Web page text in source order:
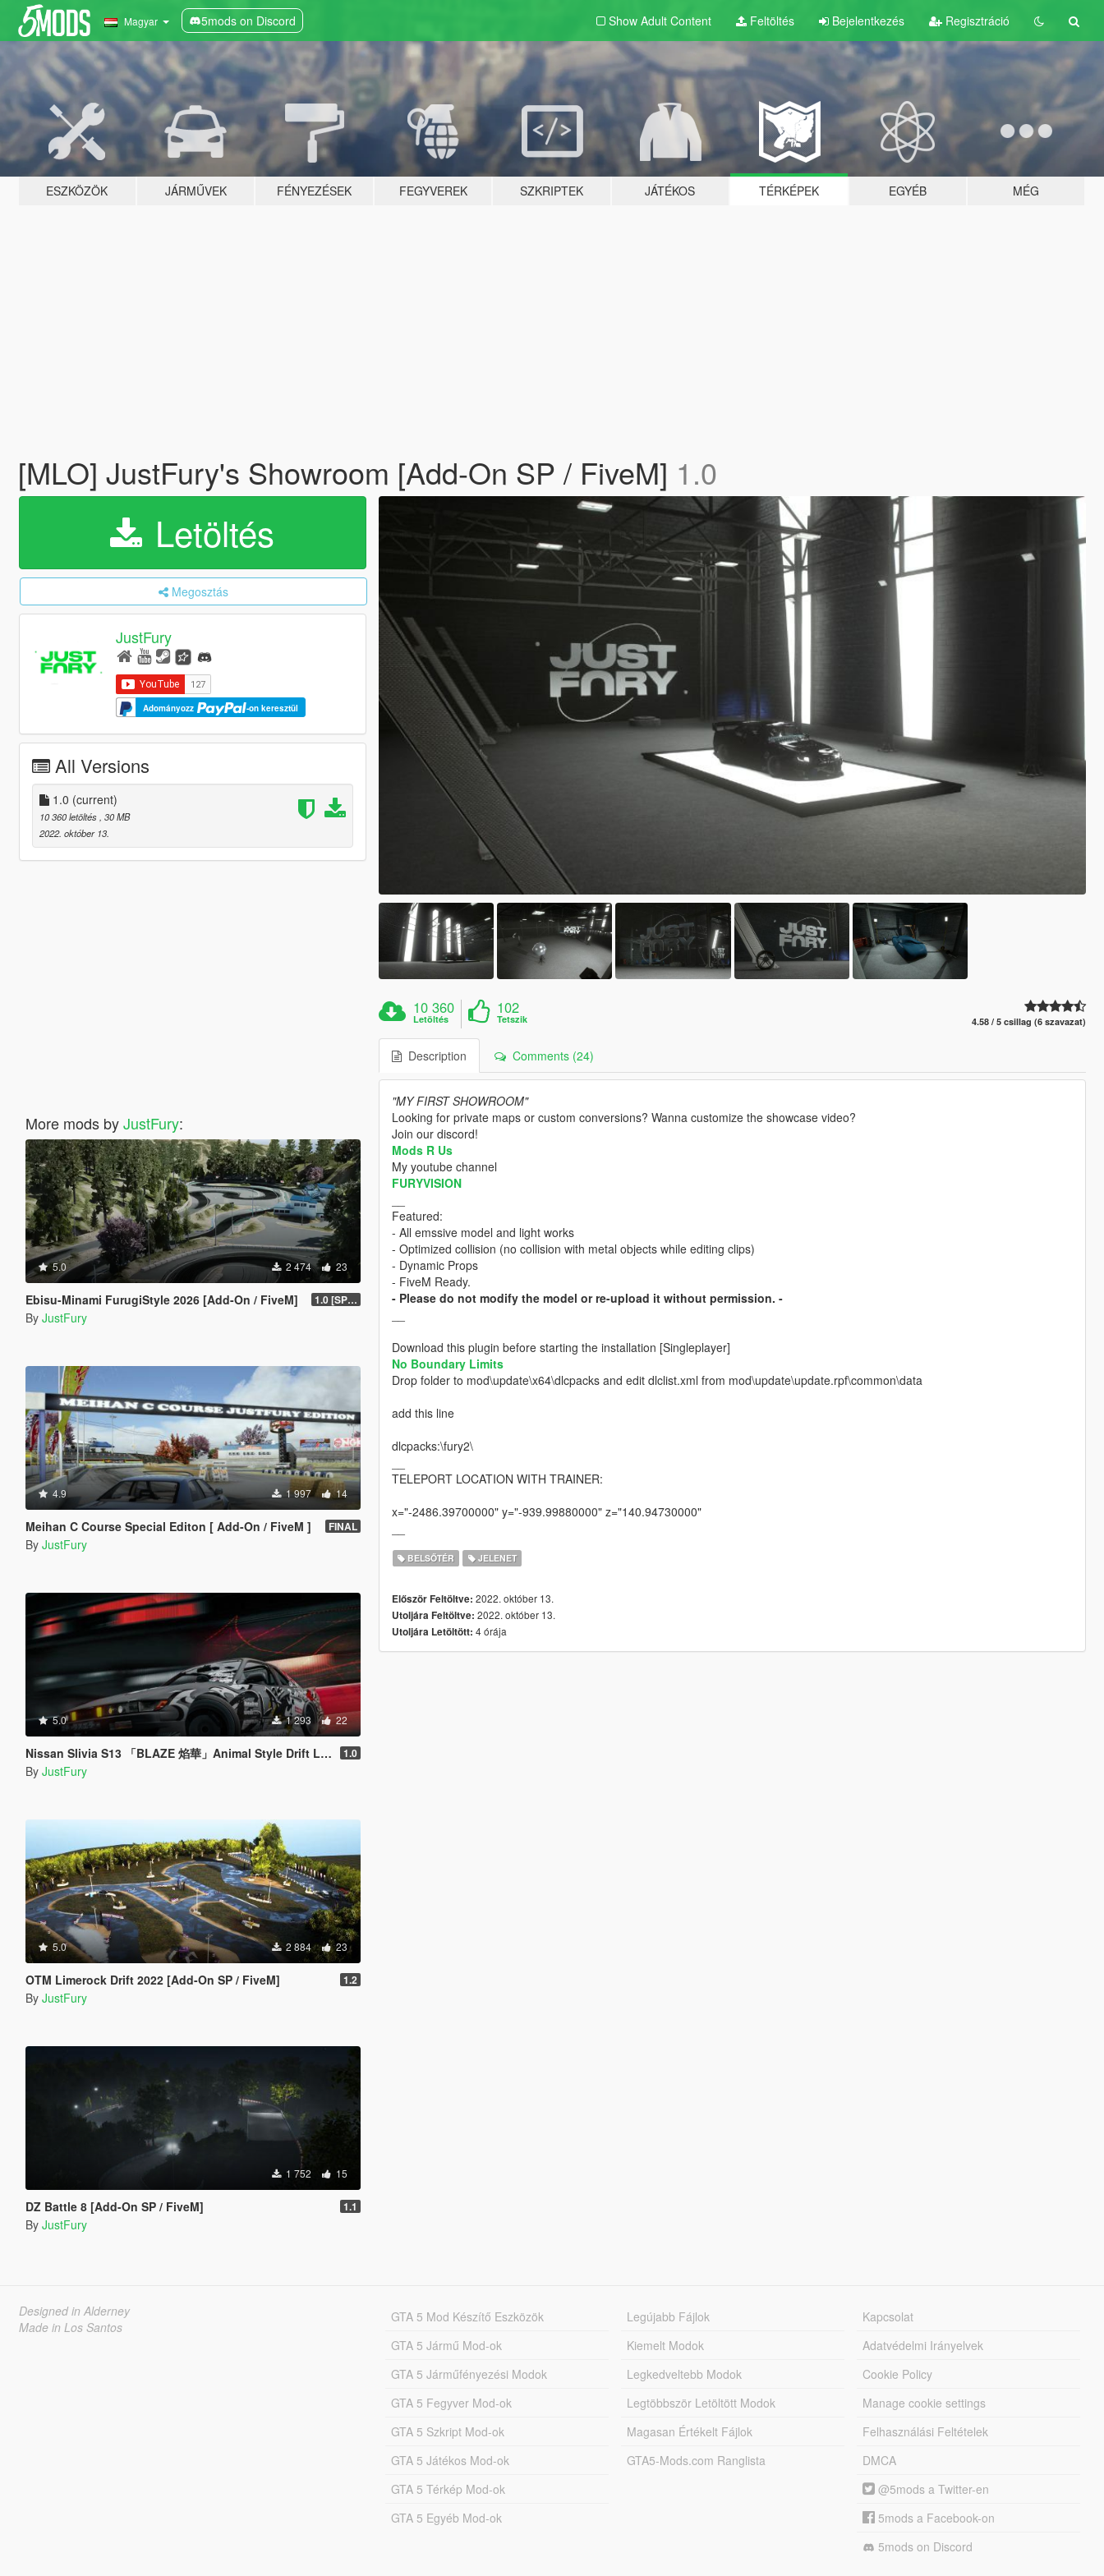
Magyar 5mods on Discord Show Adult Content Feltöltés Bejelentkezés Regisztráció
ESZKÖZÖK JÁRMŰVEK FÉNYEZÉSEK FEGYVEREK SZKRIPTEK JÁTÉKOS TÉRKÉPEK EGYÉB MÉG
[MLO] JustFury's Showroom [Add-On SP / FiveM] 1.0
Letöltés
Megosztás
JustFury
Adományozz -on keresztül
All Versions
1.0 (current)
10 360 letöltés , 30 MB
2022. október 13.
More mods byJustFury:
5.0 2 474 23
Ebisu-Minami FurugiStyle 2026 [Add-On / FiveM] 1.0 [SP Legacy]
By JustFury
4.9 1 997 14
Meihan C Course Special Editon [ Add-On / FiveM ] FINAL
By JustFury
5.0 1 293 22
Nissan Slivia S13 「BLAZE 焰華」Animal Style Drift Livery 1.0
By JustFury
5.0 2 884 23
OTM Limerock Drift 2022 [Add-On SP / FiveM] 1.2
By JustFury
1 752 15
DZ Battle 8 [Add-On SP / FiveM] 1.1
By JustFury
10 360
Letöltés
102
Tetszik 4.58 / 5 csillag (6 szavazat)
Description Comments (24)
"MY FIRST SHOWROOM"
Looking for private maps or custom conversions? Wanna customize the showcase video?
Join our discord!
Mods R Us
My youtube channel
FURYVISION
Featured:
- All emssive model and light works
- Optimized collision (no collision with metal objects while editing clips)
- Dynamic Props
- FiveM Ready.
- Please do not modify the model or re-upload it without permission. -
Download this plugin before starting the installation [Singleplayer]
No Boundary Limits
Drop folder to mod\update\x64\dlcpacks and edit dlclist.xml from mod\update\update.rpf\common\data
add this line
dlcpacks:\fury2\
TELEPORT LOCATION WITH TRAINER:
x="-2486.39700000" y="-939.99880000" z="140.94730000"
BELSŐTÉR JELENET
Először Feltöltve: 2022. október 13.
Utoljára Feltöltve: 2022. október 13.
Utoljára Letöltött: 4 órája
Designed in Alderney
Made in Los Santos
GTA 5 Mod Készítő Eszközök
GTA 5 Jármű Mod-ok
GTA 5 Járműfényezési Modok
GTA 5 Fegyver Mod-ok
GTA 5 Szkript Mod-ok
GTA 5 Játékos Mod-ok
GTA 5 Térkép Mod-ok
GTA 5 Egyéb Mod-ok
Legújabb Fájlok
Kiemelt Modok
Legkedveltebb Modok
Legtöbbször Letöltött Modok
Magasan Értékelt Fájlok
GTA5-Mods.com Ranglista
Kapcsolat
Adatvédelmi Irányelvek
Cookie Policy
Manage cookie settings
Felhasználási Feltételek
DMCA
@5mods a Twitter-en
5mods a Facebook-on
5mods on Discord